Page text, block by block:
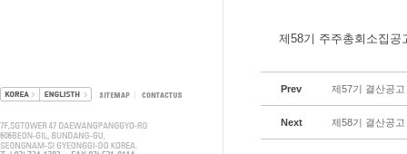
제58기 주주총회소집공
Prev 제57기 결산공고
Next 제58기 결산공고